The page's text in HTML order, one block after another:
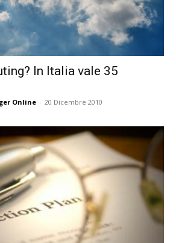
In Italia vale 35
Online - 20 Dicembre 2010